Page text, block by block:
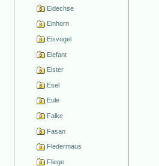
Eidechse
Einhorn
Eisvogel
Elefant
Elster
Esel
Eule
Falke
Fasan
Fledermaus
Fliege